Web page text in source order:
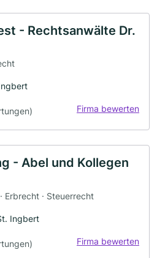
- Rechtsanwälte Dr.
Firma bewerten
- Abel und Kollegen
Erbrecht · Steuerrecht
Ingbert
Firma bewerten